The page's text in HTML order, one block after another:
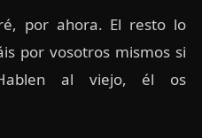
por ahora. El resto lo
por vosotros mismos si
al viejo, él os